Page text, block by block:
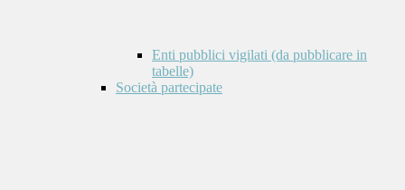
Enti pubblici vigilati (da pubblicare in
tabelle)
Società partecipate